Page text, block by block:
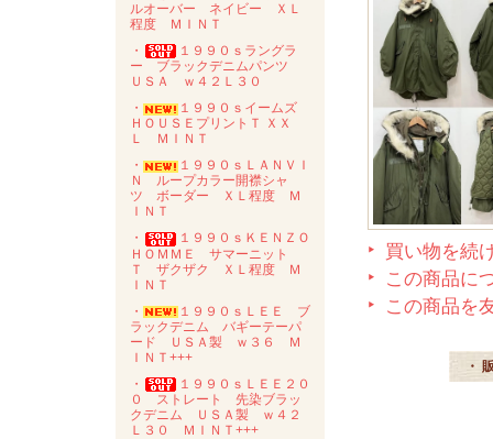
ルオーバー ネイビー ＸＬ
程度 ＭＩＮＴ
・
１９９０ｓラングラ
ー ブラックデニムパンツ
ＵＳＡ ｗ４２Ｌ３０
・
１９９０ｓイームズ
ＨＯＵＳＥプリントＴ ＸＸ
Ｌ ＭＩＮＴ
・
１９９０ｓＬＡＮＶＩ
Ｎ ループカラー開襟シャ
ツ ボーダー ＸＬ程度 Ｍ
ＩＮＴ
・
１９９０ｓＫＥＮＺＯ
ＨＯＭＭＥ サマーニット
Ｔ ザクザク ＸＬ程度 Ｍ
ＩＮＴ
・
１９９０ｓＬＥＥ ブ
ラックデニム バギーテーパ
ード ＵＳＡ製 ｗ３６ Ｍ
ＩＮＴ+++
・
１９９０ｓＬＥＥ２０
０ ストレート 先染ブラッ
クデニム ＵＳＡ製 ｗ４２
Ｌ３０ ＭＩＮＴ+++
買い物を続
この商品に
この商品を
・